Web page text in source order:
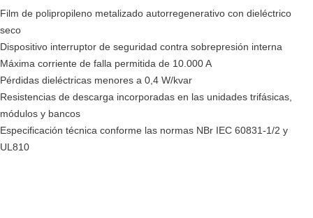
Film de polipropileno metalizado autorregenerativo con dieléctrico
seco
Dispositivo interruptor de seguridad contra sobrepresión interna
Máxima corriente de falla permitida de 10.000 A
Pérdidas dieléctricas menores a 0,4 W/kvar
Resistencias de descarga incorporadas en las unidades trifásicas,
módulos y bancos
Especificación técnica conforme las normas NBr IEC 60831-1/2 y
UL810